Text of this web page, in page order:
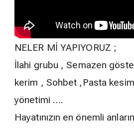
NELER Mİ YAPIYORUZ ;
İlahi grubu , Semazen
kerim , Sohbet ,Pasta
yönetimi ….
Hayatınızın en önemli